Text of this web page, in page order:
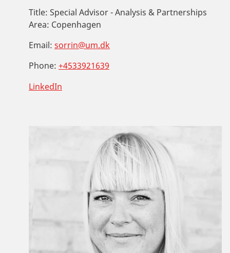
Title: Special Advisor - Analysis & Partnerships
Area: Copenhagen
Email: sorrin@um.dk
Phone: +4533921639
LinkedIn